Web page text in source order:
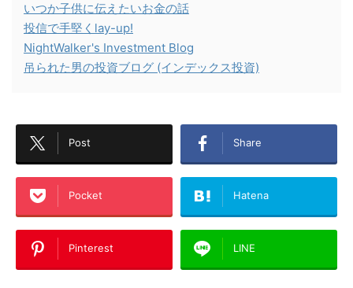
いつか子供に伝えたいお金の話
投信で手堅くlay-up!
NightWalker's Investment Blog
吊られた男の投資ブログ (インデックス投資)
Post Share
Pocket Hatena
Pinterest LINE